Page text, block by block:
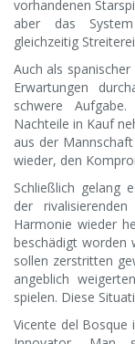
vorhandenen
aber das
gleichzeitig
Auch als
Erwartungen
schwere
Nachteile in Kauf
aus der
wieder, den
Schließlich gelang
der
Harmonie wieder
beschädigt worden
sollen zerstritten
angeblich
spielen. Diese
Vicente del Bosque